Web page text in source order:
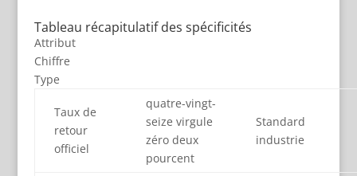
Tableau récapitulatif des spécificités
Attribut
Chiffre
Type
Taux de
retour
officiel
quatre-vingt-
seize virgule
zéro deux
pourcent
Standard
industrie